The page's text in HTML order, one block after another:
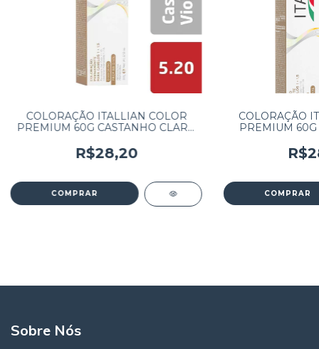
COLORAÇÃO ITALLIAN COLOR
PREMIUM 60G CASTANHO CLARO
R$28,20
COLORAÇÃO
PREMIUM
Sobre Nós